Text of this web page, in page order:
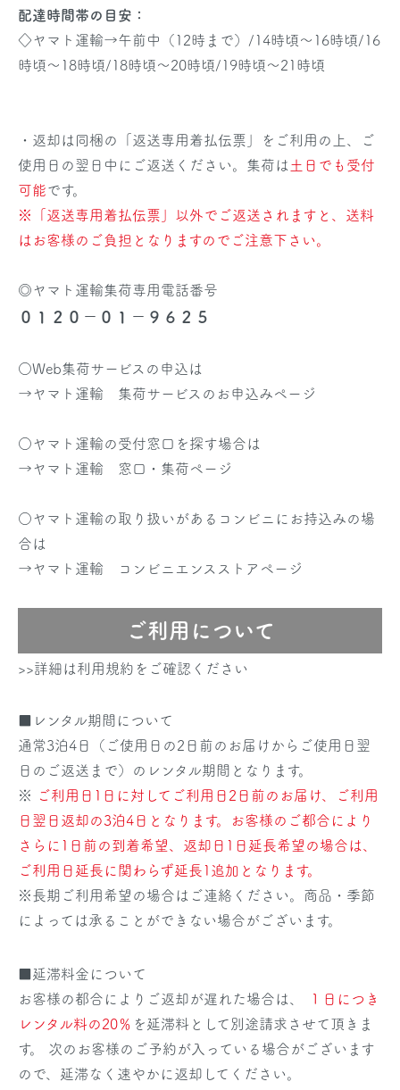
配達時間帯の目安：
◇ヤマト運輸→午前中（12時まで）/14時頃～16時頃/16
時頃～18時頃/18時頃～20時頃/19時頃～21時頃
・返却は同梱の「返送専用着払伝票」をご利用の上、ご
使用日の翌日中にご返送ください。集荷は 土日でも受付
可能です。
※「返送専用着払伝票」以外でご返送されますと、送料
はお客様のご負担となりますのでご注意下さい。
◎ヤマト運輸集荷専用電話番号
０１２０－０１－９６２５
○Web集荷サービスの申込は
→ヤマト運輸 集荷サービスのお申込みページ
○ヤマト運輸の受付窓口を探す場合は
→ヤマト運輸 窓口・集荷ページ
○ヤマト運輸の取り扱いがあるコンビニにお持込みの場
合は
→ヤマト運輸 コンビニエンスストアページ
ご利用について
>>詳細は利用規約をご確認ください
■レンタル期間について
通常3泊4日（ご使用日の2日前のお届けからご使用日翌
日のご返送まで）のレンタル期間となります。
※
ご利用日1日に対してご利用日2日前のお届け、ご利用
日翌日返却の3泊4日となります。お客様のご都合により
さらに1日前の到着希望、返却日1日延長希望の場合は、
ご利用日延長に関わらず延長1追加となります。
※長期ご利用希望の場合はご連絡ください。商品・季節
によっては承ることができない場合がございます。
■延滞料金について
お客様の都合によりご返却が遅れた場合は、
１日につき
レンタル料の20％ を延滞料として別途請求させて頂きま
す。 次のお客様のご予約が入っている場合がございます
ので、延滞なく速やかに返却してください。